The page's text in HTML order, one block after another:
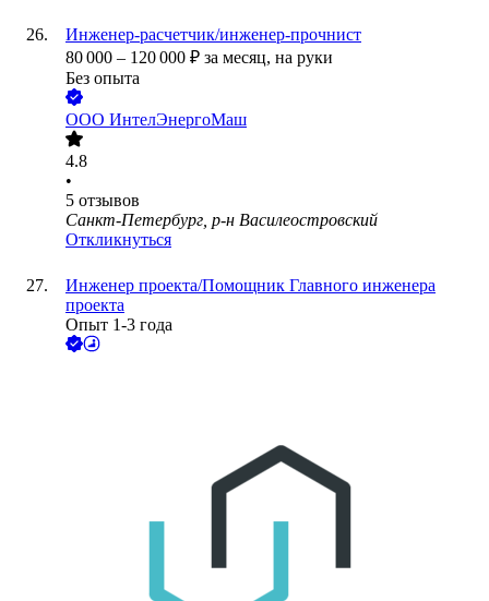
Инженер-расчетчик/инженер-прочнист
80 000 – 120 000 ₽ за месяц, на руки
Без опыта
ООО ИнтелЭнергоМаш
4.8
•
5 отзывов
Санкт-Петербург, р-н Василеостровский
Откликнуться
Инженер проекта/Помощник Главного инженера
проекта
Опыт 1-3 года